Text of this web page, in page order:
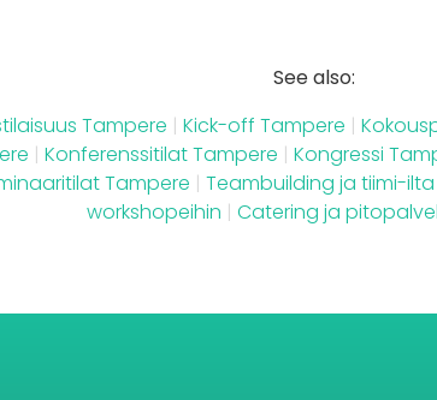
See also:
Tampere | Kick-off Tampere |
| Konferenssitilat Tampere | Kongressi
Tampere | Teambuilding ja tiimi-
workshopeihin | Catering ja